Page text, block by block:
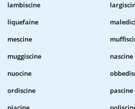
lambiscine
liquefaine
mescine
muggiscine
nascine
nuocine
ordiscine
pascine